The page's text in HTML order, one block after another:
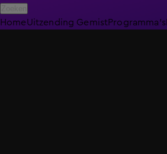
HomeUitzending GemistProgramma's